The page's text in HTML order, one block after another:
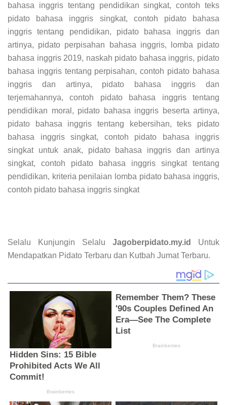
bahasa inggris tentang pendidikan singkat, contoh teks
pidato bahasa inggris singkat, contoh pidato bahasa
inggris tentang pendidikan, pidato bahasa inggris dan
artinya, pidato perpisahan bahasa inggris, lomba pidato
bahasa inggris 2019, naskah pidato bahasa inggris, pidato
bahasa inggris tentang perpisahan, contoh pidato bahasa
inggris dan artinya, pidato bahasa inggris dan
terjemahannya, contoh pidato bahasa inggris tentang
pendidikan moral, pidato bahasa inggris beserta artinya,
pidato bahasa inggris tentang kebersihan, teks pidato
bahasa inggris singkat, contoh pidato bahasa inggris
singkat untuk anak, pidato bahasa inggris dan artinya
singkat, contoh pidato bahasa inggris singkat tentang
pendidikan, kriteria penilaian lomba pidato bahasa inggris,
contoh pidato bahasa inggris singkat
Selalu Kunjungin Selalu Jagoberpidato.my.id
Untuk
Mendapatkan Pidato Terbaru dan Kutbah Jumat Terbaru.